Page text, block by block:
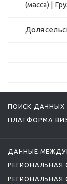
(масса) |
Доля
ПОИСК ДАННЫХ
ПЛАТФОРМА
ДАННЫЕ
РЕГИОНАЛЬНАЯ
РЕГИОНАЛЬНАЯ